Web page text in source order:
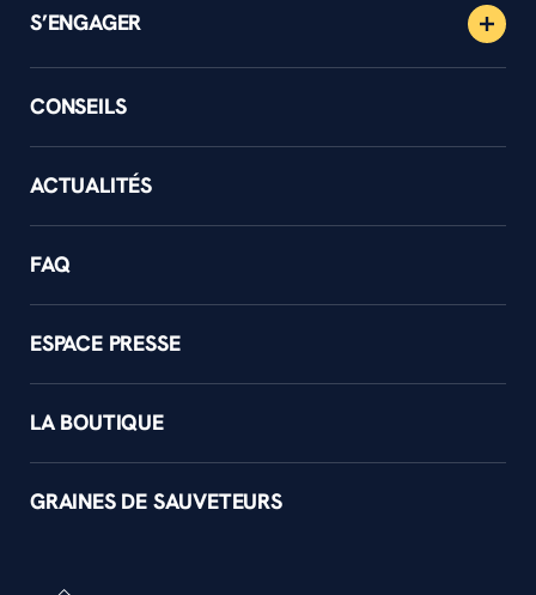
S’ENGAGER
CONSEILS
ACTUALITÉS
FAQ
ESPACE PRESSE
LA BOUTIQUE
GRAINES DE SAUVETEURS